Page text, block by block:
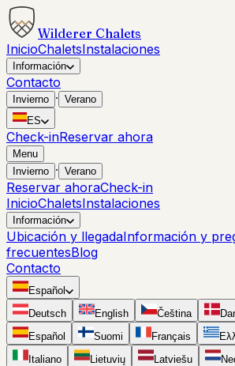
Wilderer Chalets
InicioChaletsInstalaciones
Información
Contacto
Invierno · Verano
ES
Check-inReservar ahora
Menu
Invierno · Verano
Reservar ahoraCheck-in
InicioChaletsInstalaciones
Información
Ubicación y llegadaInformación y
frecuentesBlog
Contacto
Español
Deutsch
English Čeština
Español
Suomi Français
Italiano
Lietuvių Latviešu